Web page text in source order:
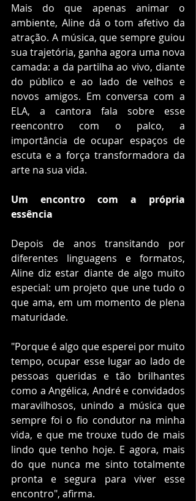
Mais do que apenas animar o
ambiente, Aline dá o tom afetivo da
atração. A música, que sempre guiou
sua trajetória, ganha agora uma nova
camada: a da partilha ao vivo, diante
do público e ao lado de velhos e
novos amigos. Em conversa com a
ELA, a cantora fala sobre esse
reencontro com o palco, a
importância de ocupar espaços de
escuta e a força transformadora da
arte na sua vida.
Um encontro com a própria
essência
Depois de anos transitando por
diferentes linguagens e formatos,
Aline diz estar diante de algo muito
especial: um projeto que une tudo o
que ama, em um momento de plena
maturidade.
"Porque é algo que esperei por muito
tempo, ocupar esse lugar ao lado de
pessoas queridas e tão brilhantes
como a Angélica, André e convidados
maravilhosos, unindo a música que
sempre foi o fio condutor na minha
vida, e que me trouxe tudo de mais
lindo que tenho hoje. E agora, mais
do que nunca me sinto totalmente
pronta e segura para viver esse
encontro", afirma.